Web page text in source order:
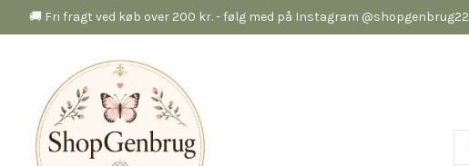
🚚 Fri fragt ved køb over 200 kr. - følg med på Instagram @shopgenbrug22